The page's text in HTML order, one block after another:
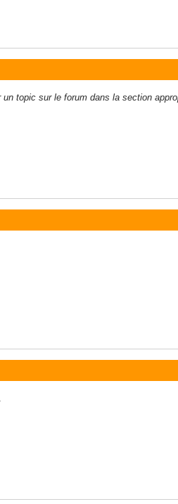
topic sur le forum dans la section